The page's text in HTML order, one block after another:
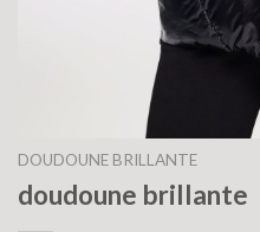
DOUDOUNE BRILLANTE
doudoune brillante